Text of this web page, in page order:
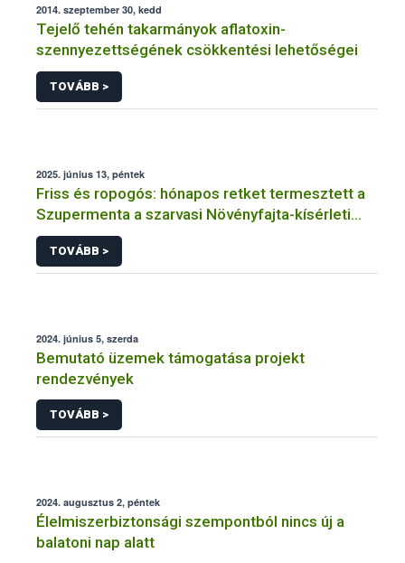
2014. szeptember 30, kedd
Tejelő tehén takarmányok aflatoxin-
szennyezettségének csökkentési lehetőségei
TOVÁBB >
2025. június 13, péntek
Friss és ropogós: hónapos retket termesztett a
Szupermenta a szarvasi Növényfajta-kísérleti
Állomáson
TOVÁBB >
2024. június 5, szerda
Bemutató üzemek támogatása projekt
rendezvények
TOVÁBB >
2024. augusztus 2, péntek
Élelmiszerbiztonsági szempontból nincs új a
balatoni nap alatt